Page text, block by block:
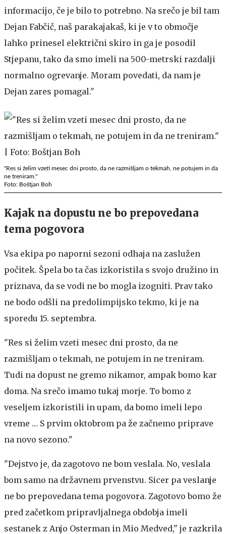
informacijo, če je bilo to potrebno. Na srečo je bil tam
Dejan Fabčič, naš parakajakaš, ki je v to območje
lahko prinesel električni skiro in ga je posodil
Stjepanu, tako da smo imeli na 500-metrski razdalji
normalno ogrevanje. Moram povedati, da nam je
Dejan zares pomagal."
"Res si želim vzeti mesec dni prosto, da ne razmišljam o tekmah, ne potujem in da
ne treniram."
Foto: Boštjan Boh
Kajak na dopustu ne bo prepovedana
tema pogovora
Vsa ekipa po naporni sezoni odhaja na zaslužen
počitek. Špela bo ta čas izkoristila s svojo družino in
priznava, da se vodi ne bo mogla izogniti. Prav tako
ne bodo odšli na predolimpijsko tekmo, ki je na
sporedu 15. septembra.
"Res si želim vzeti mesec dni prosto, da ne
razmišljam o tekmah, ne potujem in ne treniram.
Tudi na dopust ne gremo nikamor, ampak bomo kar
doma. Na srečo imamo tukaj morje. To bomo z
veseljem izkoristili in upam, da bomo imeli lepo
vreme … S prvim oktobrom pa že začnemo priprave
na novo sezono."
"Dejstvo je, da zagotovo ne bom veslala. No, veslala
bom samo na državnem prvenstvu. Sicer pa veslanje
ne bo prepovedana tema pogovora. Zagotovo bomo že
pred začetkom pripravljalnega obdobja imeli
sestanek z Anjo Osterman in Mio Medved," je razkrila